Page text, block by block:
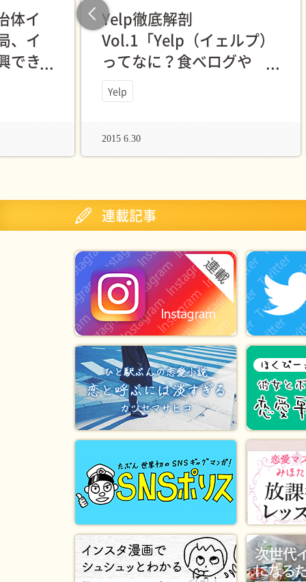
Previous
体イ
、イ
でき
Yelp徹底解剖
Vol.1「Yelp（イェルプ）
ってなに？食べログや
Rettyとなにが違うんです
か？」中の人に聞いてき
Yelp
2015 6.30
連載記事